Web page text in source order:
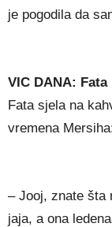
je pogodila da
VIC DANA:
Fata sjela na
vremena
– Jooj, znate šta
jaja, a ona